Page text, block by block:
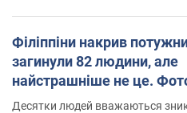
Філіппіни накрив
загинули 82 людини, але
найстрашніше не це.
Десятки людей вважаються